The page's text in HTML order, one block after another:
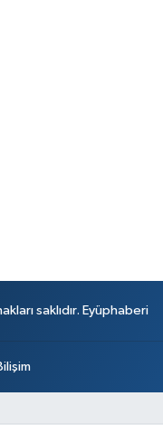
saklıdır. Eyüphaberi